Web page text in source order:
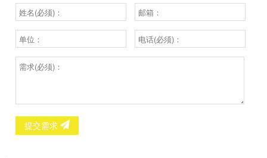
提交需求